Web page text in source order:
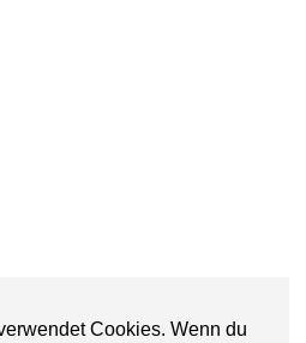
Cookies. Wenn du